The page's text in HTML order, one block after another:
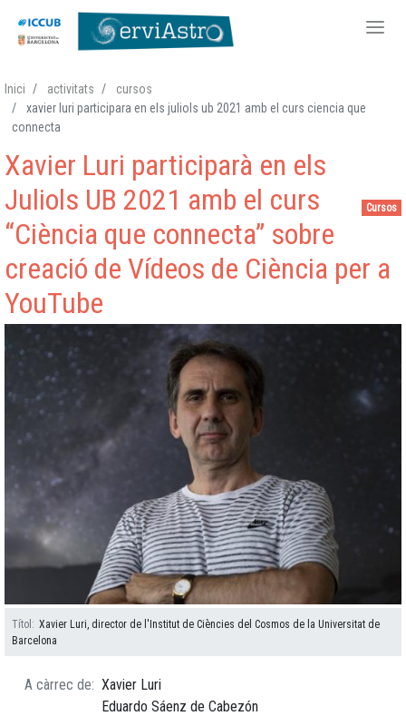
al
Inici activitats
cursos
xavier luri participara en els juliols ub 2021 amb el curs ciencia que
connecta
Cursos
Xavier Luri participarà en els
Juliols UB 2021 amb el curs
“Ciència que connecta” sobre
creació de Vídeos de Ciència per a
YouTube
Títol
Xavier Luri, director de l'Institut de Ciències del Cosmos de la Universitat de
Barcelona
A càrrec de
Xavier Luri
Eduardo Sáenz de Cabezón